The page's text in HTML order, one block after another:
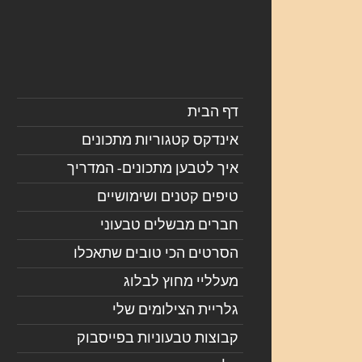
דף הבית
אינדקס קטגוריות מתכונים
איך לטבען מתכונים- המדריך
טיפים קטנים ושימושיים
חברים מבשלים טבעוני
הסרטים הכי טובים שתאכלו
מעלליי מחוץ לבלוג
גלריית הצילומים שלי
קבוצות טבעוניות בפייסבוק